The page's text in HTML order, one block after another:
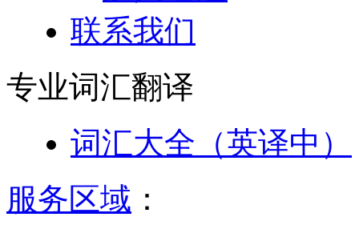
联系我们
专业词汇翻译
词汇大全（英译中）
服务区域 ：